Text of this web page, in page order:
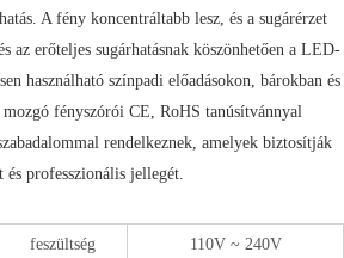
A fény koncentráltabb lesz, és a sugárérzet
az erőteljes sugárhatásnak köszönhetően a LED-
használható színpadi előadásokon, bárokban és
fényszórói CE, RoHS tanúsítvánnyal
rendelkeznek, amelyek biztosítják
professzionális jellegét.
feszültség 110V ~ 240V